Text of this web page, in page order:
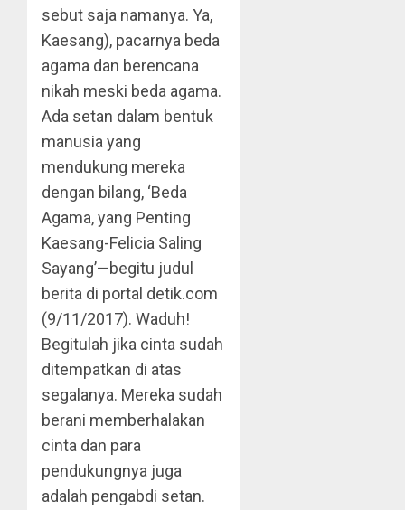
sebut saja namanya. Ya,
Kaesang), pacarnya beda
agama dan berencana
nikah meski beda agama.
Ada setan dalam bentuk
manusia yang
mendukung mereka
dengan bilang, ‘Beda
Agama, yang Penting
Kaesang-Felicia Saling
Sayang’—begitu judul
berita di portal detik.com
(9/11/2017). Waduh!
Begitulah jika cinta sudah
ditempatkan di atas
segalanya. Mereka sudah
berani memberhalakan
cinta dan para
pendukungnya juga
adalah pengabdi setan.